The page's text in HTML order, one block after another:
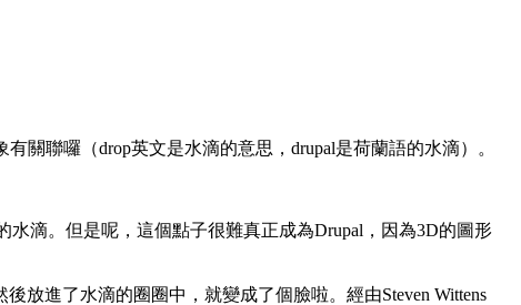
關聯囉（drop英文是水滴的意思，drupal是荷蘭語的水滴）。
水滴。但是呢，這個點子很難真正成為Drupal，因為3D的圖形
放進了水滴的圈圈中，就變成了個臉啦。經由Steven Wittens